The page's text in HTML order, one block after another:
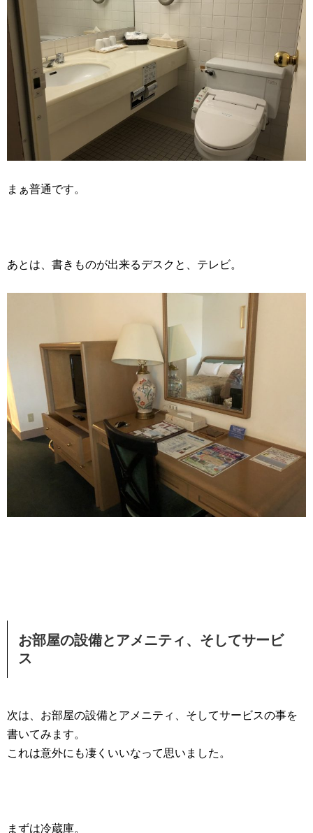
まぁ普通です。
あとは、書きものが出来るデスクと、テレビ。
お部屋の設備とアメニティ、そしてサービ
ス
次は、お部屋の設備とアメニティ、そしてサービスの事を
書いてみます。
これは意外にも凄くいいなって思いました。
まずは冷蔵庫。